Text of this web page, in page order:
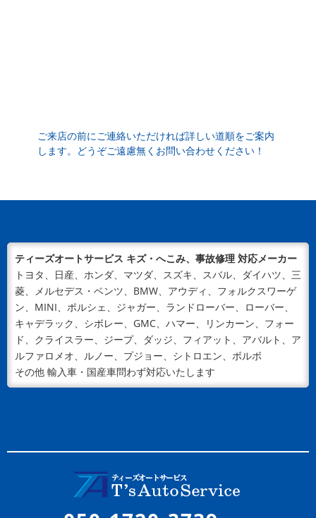
バンパーやドアなどボディに穴が空いてしまうことも…
車はタフな乗り物ですが、時間の経過や事故によって何
の度、ティーズオートサービスのウェブサイトを新規オ
ープンいたしました！地域に信頼...
ご来店の前にご連絡いただければ詳しい道順をご案内
します。どうぞご遠慮無くお問い合わせください！
ティーズオートサービス キズ・へこみ、事故修理 対応メーカー
トヨタ、日産、ホンダ、マツダ、スズキ、スバル、ダイハツ、三
菱、メルセデス・ベンツ、BMW、アウディ、フォルクスワーゲ
ン、MINI、ポルシェ、ジャガー、ランドローバー、ローバー、
キャデラック、シボレー、GMC、ハマー、リンカーン、フォー
ド、クライスラー、ジープ、ダッジ、フィアット、アバルト、ア
ルファロメオ、ルノー、プジョー、シトロエン、ボルボ
その他 輸入車・国産車問わず対応いたします